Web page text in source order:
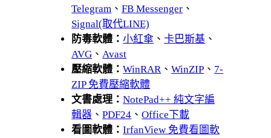
Telegram 、FB Messenger 、
Signal(取代LINE)
防毒軟體：小紅傘 、卡巴斯基 、
AVG 、 Avast
壓縮軟體：WinRAR 、WinZIP 、 7-
ZIP 免費壓縮軟體
文書處理：NotePad++ 純文字編
輯器 、PDF24 、Office下載
看圖軟體：IrfanView 免費看圖軟